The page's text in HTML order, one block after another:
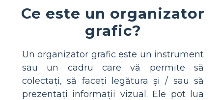
Ce este un organizator
grafic?
Un organizator grafic este un instrument
sau un cadru care vă permite să
colectați, să faceți legătura și / sau să
prezentați informații vizual. Ele pot lua